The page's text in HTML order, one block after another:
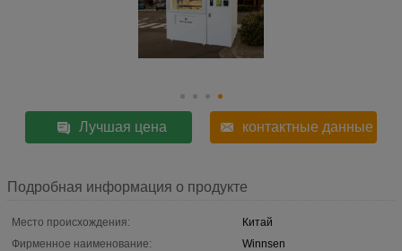
Лучшая цена контактные данные
Подробная информация о продукте
Место происхождения:
Китай
Фирменное наименование:
Winnsen